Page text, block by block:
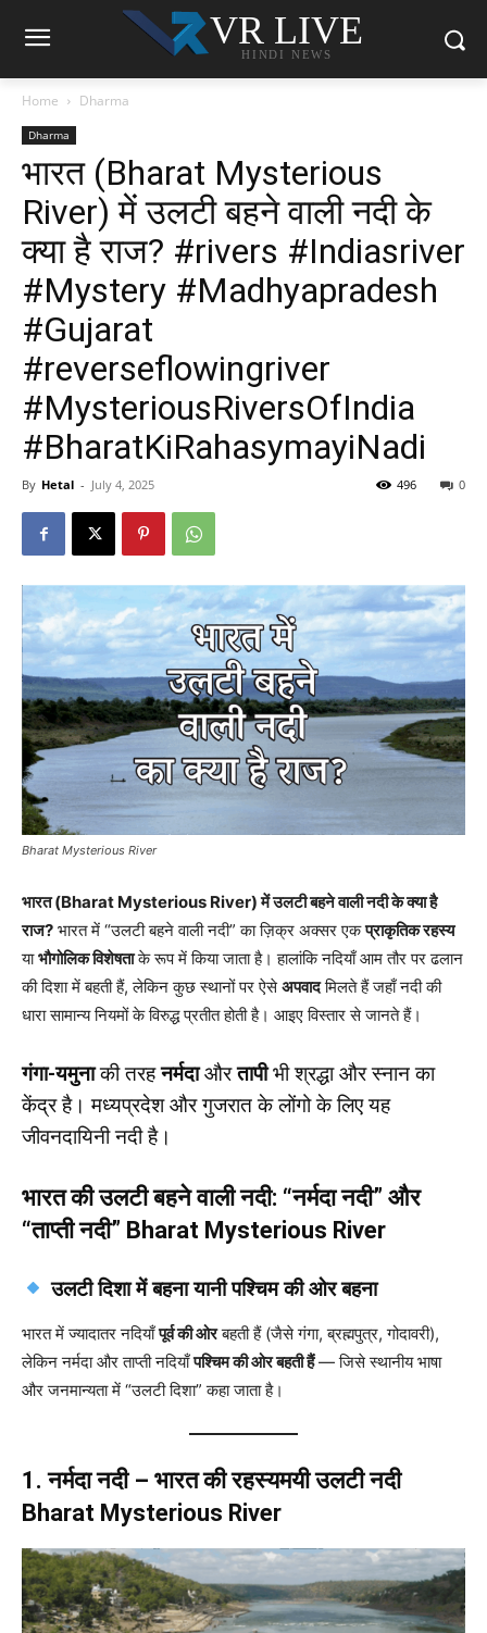
VR LIVE
HINDI NEWS
Home Dharma
Dharma
भारत (Bharat Mysterious
River) में उलटी बहने वाली नदी के
क्या है राज? #rivers #Indiasriver
#Mystery #Madhyapradesh
#Gujarat
#reverseflowingriver
#MysteriousRiversOfIndia
#BharatKiRahasymayiNadi
By Hetal - July 4, 2025 0
496
Bharat Mysterious River
भारत (Bharat Mysterious River) में उलटी बहने वाली नदी के क्या है
राज? भारत में “उलटी बहने वाली नदी” का ज़िक्र अक्सर एकप्राकृतिक रहस्य
याभौगोलिक विशेषताके रूप में किया जाता है। हालांकि नदियाँ आम तौर पर ढलान
की दिशा में बहती हैं, लेकिन कुछ स्थानों पर ऐसेअपवादमिलते हैं जहाँ नदी की
धारा सामान्य नियमों के विरुद्ध प्रतीत होती है। आइए विस्तार से जानते हैं।
गंगा-यमुनाकी तरहनर्मदाऔरतापीभी श्रद्धा और स्नान का
केंद्र है। मध्यप्रदेश और गुजरात के लोंगो के लिए यह
जीवनदायिनी नदी है।
भारत की उलटी बहने वाली नदी: “नर्मदा नदी” और
“ताप्ती नदी” Bharat Mysterious River
उलटी दिशा में बहना यानी पश्चिम की ओर बहना
भारत में ज्यादातर नदियाँपूर्व की ओरबहती हैं (जैसे गंगा, ब्रह्मपुत्र, गोदावरी),
लेकिन नर्मदा और ताप्ती नदियाँपश्चिम की ओर बहती हैं— जिसे स्थानीय भाषा
और जनमान्यता में “उलटी दिशा” कहा जाता है।
1. नर्मदा नदी – भारत की रहस्यमयी उलटी नदी
Bharat Mysterious River